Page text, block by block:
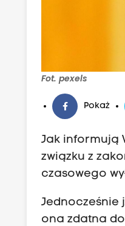
Fot. pexels
Pokaż
Jak informują
związku z
czasowego
Jednocześnie
ona zdatna